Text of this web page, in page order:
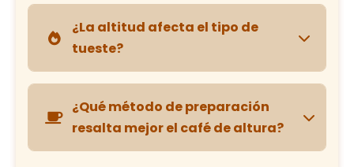
Calidad superior
1.200 y 1.600 m
, donde se logra un
equilibrio entreacidez,dulzuray cuerpo.
¿La altitud afecta el tipo de
tueste?
, los granos de altura son más densos
suelen requerir un tueste más largo y
cuidadoso.
¿Qué método de preparación
resalta mejor el café de altura?